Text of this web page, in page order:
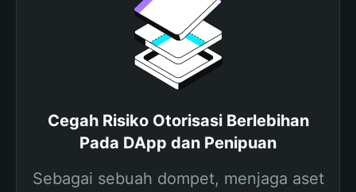
Cegah Risiko Otorisasi Berlebihan
Pada DApp dan Penipuan
Sebagai sebuah dompet, menjaga aset